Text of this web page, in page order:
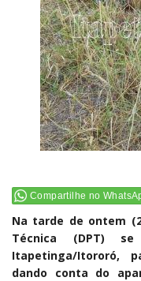
Compartilhe no
Na tarde de ontem
Técnica (DPT)
Itapetinga/Itororó,
dando conta do